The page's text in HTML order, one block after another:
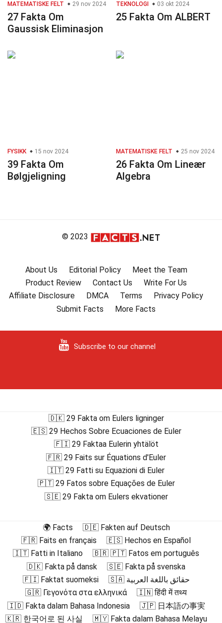
MATEMATISKE FELT 29 nov 2024
27 Fakta Om
Gaussisk Eliminasjon
TEKNOLOGI 03 okt 2024
25 Fakta Om ALBERT
FYSIKK 15 nov 2024
39 Fakta Om
Bølgjeligning
MATEMATISKE FELT 25 nov 2024
26 Fakta Om Lineær
Algebra
© 2023
About Us Editorial Policy
Meet the Team
Product Review
Contact Us
Write For Us
Affiliate Disclosure
DMCA Terms
Privacy Policy
Submit Facts
More Facts
Subscribe to our channel
🇩🇰 29 Fakta om Eulers ligninger
🇪🇸 29 Hechos Sobre Ecuaciones de Euler
🇫🇮 29 Faktaa Eulerin yhtälöt
🇫🇷 29 Faits sur Équations d'Euler
🇮🇹 29 Fatti su Equazioni di Euler
🇵🇹 29 Fatos sobre Equações de Euler
🇸🇪 29 Fakta om Eulers ekvationer
🌍 Facts
🇩🇪 Fakten auf Deutsch
🇫🇷 Faits en français
🇪🇸 Hechos en Español
🇮🇹 Fatti in Italiano
🇧🇷 🇵🇹 Fatos em português
🇩🇰 Fakta på dansk
🇸🇪 Fakta på svenska
🇫🇮 Faktat suomeksi
🇸🇦 حقائق باللغة العربية
🇬🇷 Γεγονότα στα ελληνικά
🇮🇳 हिंदी में तथ्य
🇮🇩 Fakta dalam Bahasa Indonesia
🇯🇵 日本語の事実
🇰🇷 한국어로 된 사실
🇲🇾 Fakta dalam Bahasa Melayu